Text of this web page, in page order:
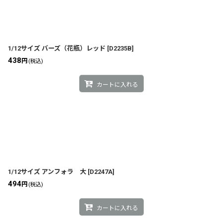
1/12サイズ バーズ（花瓶）レッド [D2235B]
438 円 (税込)
カートに入れる
1/12サイズ アンフォラ 大 [D2247A]
494円 (税込)
カートに入れる